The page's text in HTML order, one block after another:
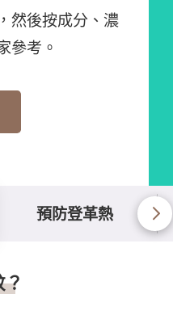
然後按成分、濃
參考。
預防登革熱
蚊？